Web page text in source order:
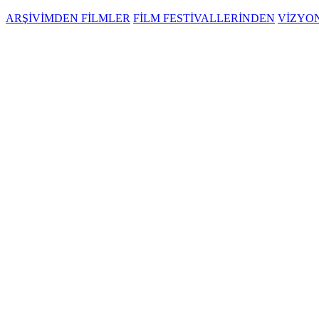
ARŞİVİMDEN FİLMLER FİLM FESTİVALLERİNDEN